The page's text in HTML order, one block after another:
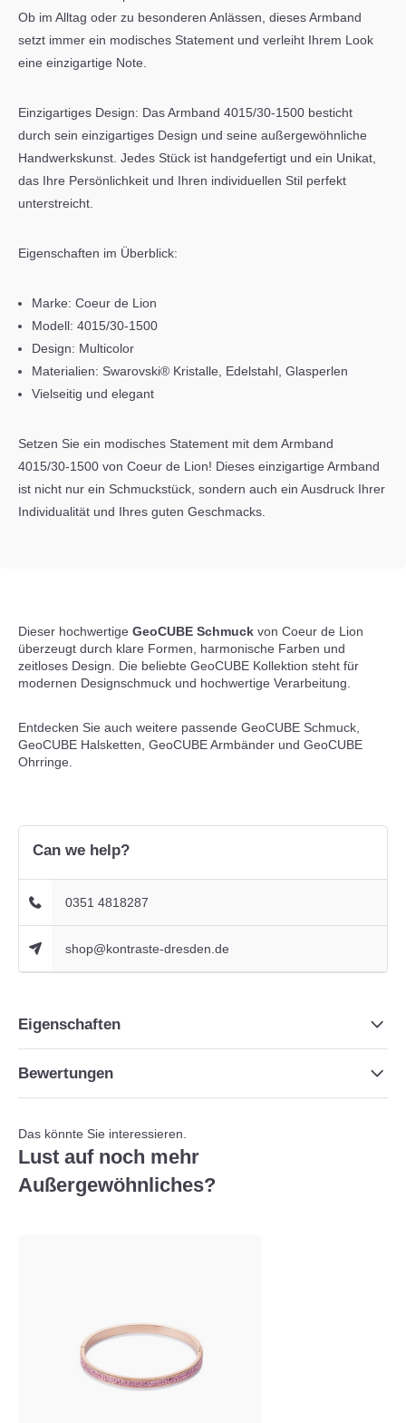
Ob im Alltag oder zu besonderen Anlässen, dieses Armband
setzt immer ein modisches Statement und verleiht Ihrem Look
eine einzigartige Note.
Einzigartiges Design: Das Armband 4015/30-1500 besticht
durch sein einzigartiges Design und seine außergewöhnliche
Handwerkskunst. Jedes Stück ist handgefertigt und ein Unikat,
das Ihre Persönlichkeit und Ihren individuellen Stil perfekt
unterstreicht.
Eigenschaften im Überblick:
Marke: Coeur de Lion
Modell: 4015/30-1500
Design: Multicolor
Materialien: Swarovski® Kristalle, Edelstahl, Glasperlen
Vielseitig und elegant
Setzen Sie ein modisches Statement mit dem Armband
4015/30-1500 von Coeur de Lion! Dieses einzigartige Armband
ist nicht nur ein Schmuckstück, sondern auch ein Ausdruck Ihrer
Individualität und Ihres guten Geschmacks.
Dieser hochwertige GeoCUBE Schmuck von Coeur de Lion
überzeugt durch klare Formen, harmonische Farben und
zeitloses Design. Die beliebte GeoCUBE Kollektion steht für
modernen Designschmuck und hochwertige Verarbeitung.
Entdecken Sie auch weitere passende GeoCUBE Schmuck
GeoCUBE Halsketten GeoCUBE Armbänder und GeoCUBE
Ohrringe
Can we help?
0351 4818287
shop@kontraste-dresden.de
Eigenschaften
Bewertungen
Das könnte Sie interessieren.
Lust auf noch mehr
Außergewöhnliches?